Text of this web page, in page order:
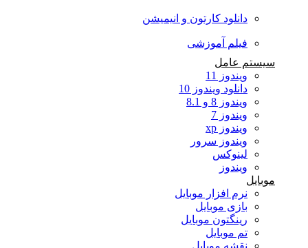
دانلود کارتون و انیمیشن
فیلم آموزشی
سیستم عامل
ویندوز 11
دانلود ویندوز 10
ویندوز 8 و 8.1
ویندوز 7
ویندوز xp
ویندوز سرور
لینوکس
ویندوز
موبایل
نرم افزار موبایل
بازی موبایل
رینگتون موبایل
تم موبایل
نقشه موبایل